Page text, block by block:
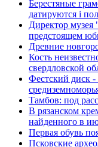
Берестяные
датируются i
Директор музея
предстоящем
Древние
Кость
свердловской
Фестский диск -
Тамбов: под
В рязанском
найденного в
Первая обувь
Псковские